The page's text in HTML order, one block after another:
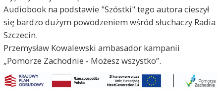
Audiobook na podstawie "Szóstki" tego autora cieszył
się bardzo dużym powodzeniem wśród słuchaczy Radia
Szczecin.
Przemysław Kowalewski ambasador kampanii
„Pomorze Zachodnie - Możesz wszystko”.